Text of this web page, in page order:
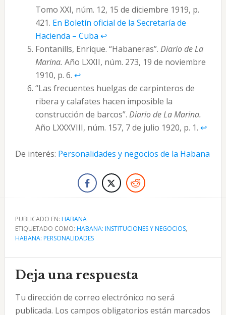
Tomo XXI, núm. 12, 15 de diciembre 1919, p.
421. En Boletín oficial de la Secretaría de
Hacienda – Cuba ↩︎
Fontanills, Enrique. “Habaneras”. Diario de La
Marina. Año LXXII, núm. 273, 19 de noviembre
1910, p. 6. ↩︎
“Las frecuentes huelgas de carpinteros de
ribera y calafates hacen imposible la
construcción de barcos”. Diario de La Marina.
Año LXXXVIII, núm. 157, 7 de julio 1920, p. 1. ↩︎
De interés: Personalidades y negocios de la Habana
PUBLICADO EN: HABANA
ETIQUETADO COMO: HABANA: INSTITUCIONES Y NEGOCIOS,
HABANA: PERSONALIDADES
Interacciones
con
los
Deja una respuesta
Tu dirección de correo electrónico no será
publicada. Los campos obligatorios están marcados